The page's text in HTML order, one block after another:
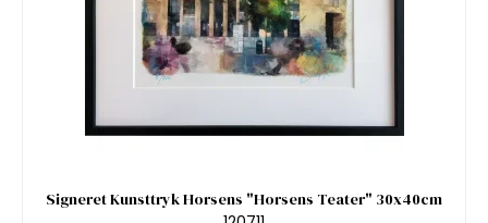
Signeret Kunsttryk Horsens "Horsens Teater" 30x40cm